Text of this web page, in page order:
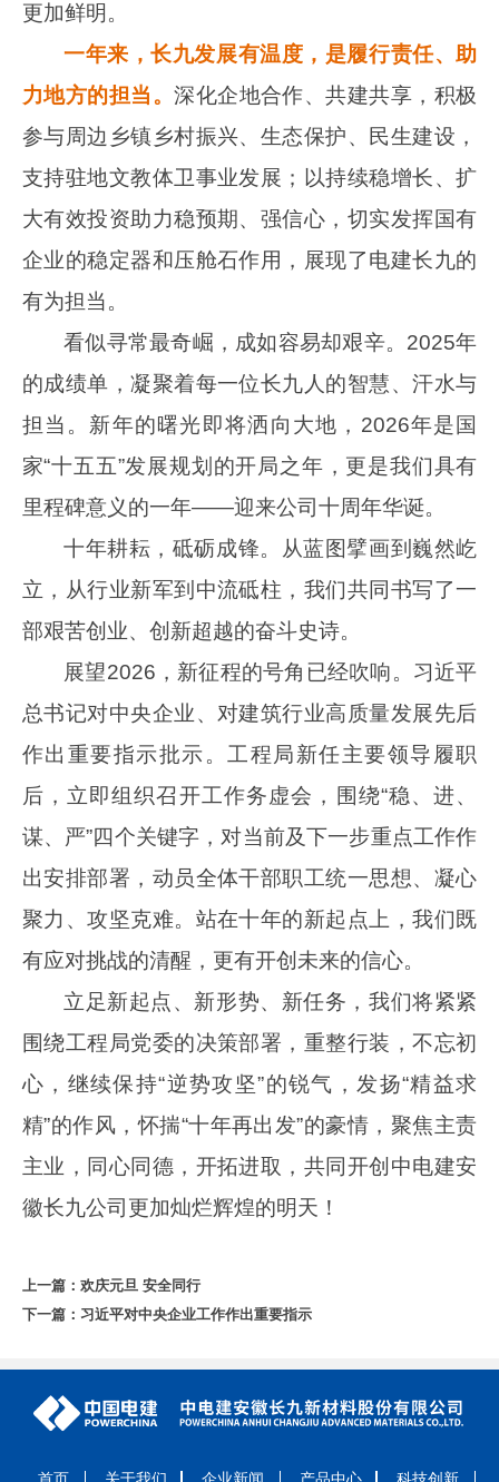
更加鲜明。
一年来，长九发展有温度，是履行责任、助
力地方的担当。深化企地合作、共建共享，积极
参与周边乡镇乡村振兴、生态保护、民生建设，
支持驻地文教体卫事业发展；以持续稳增长、扩
大有效投资助力稳预期、强信心，切实发挥国有
企业的稳定器和压舱石作用，展现了电建长九的
有为担当。
看似寻常最奇崛，成如容易却艰辛。 2025年
的成绩单，凝聚着每一位长九人的智慧、汗水与
担当。新年的曙光即将洒向大地， 2026年是国
家“十五五”发展规划的开局之年，更是我们具有
里程碑意义的一年——迎来公司十周年华诞。
十年耕耘，砥砺成锋。从蓝图擘画到巍然屹
立，从行业新军到中流砥柱，我们共同书写了一
部艰苦创业、创新超越的奋斗史诗。
展望2026 ，新征程的号角已经吹响。习近平
总书记对中央企业、对建筑行业高质量发展先后
作出重要指示批示。工程局新任主要领导履职
后，立即组织召开工作务虚会，围绕“稳、进、
谋、严”四个关键字，对当前及下一步重点工作作
出安排部署，动员全体干部职工统一思想、凝心
聚力、攻坚克难。站在十年的新起点上，我们既
有应对挑战的清醒，更有开创未来的信心。
立足新起点、新形势、新任务，我们将紧紧
围绕工程局党委的决策部署，重整行装，不忘初
心，继续保持“逆势攻坚”的锐气，发扬“精益求
精”的作风，怀揣“十年再出发”的豪情，聚焦主责
主业，同心同德，开拓进取，共同开创中电建安
徽长九公司更加灿烂辉煌的明天！
上一篇： 欢庆元旦 安全同行
下一篇： 习近平对中央企业工作作出重要指示